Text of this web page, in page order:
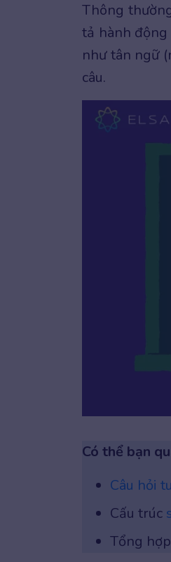
Thông
tả hành động
như tân ngữ
câu.
Có thể bạn
Câu hỏi
Cấu trúc
Tổng